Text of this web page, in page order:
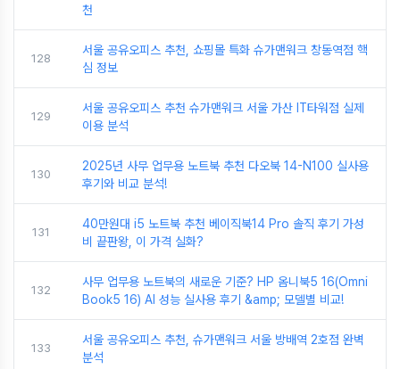
천
128
서울 공유오피스 추천, 쇼핑몰 특화 슈가맨워크 창동역점 핵
심 정보
129
서울 공유오피스 추천 슈가맨워크 서울 가산 IT타워점 실제
이용 분석
130
2025년 사무 업무용 노트북 추천 다오북 14-N100 실사용
후기와 비교 분석!
131
40만원대 i5 노트북 추천 베이직북14 Pro 솔직 후기 가성
비 끝판왕, 이 가격 실화?
132
사무 업무용 노트북의 새로운 기준? HP 옴니북5 16(Omni
Book5 16) AI 성능 실사용 후기 &amp; 모델별 비교!
133
서울 공유오피스 추천, 슈가맨워크 서울 방배역 2호점 완벽
분석